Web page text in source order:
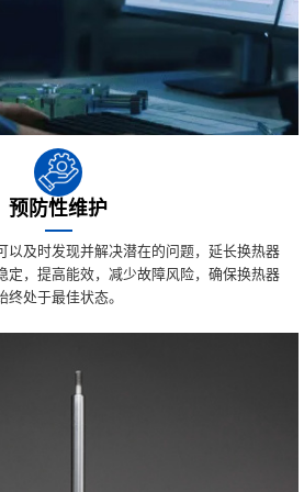
预防性维护
以及时发现并解决潜在的问题，延长换热器
定，提高能效，减少故障风险，确保换热器
终处于最佳状态。